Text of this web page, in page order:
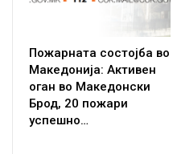
Пожарната состојба во
Македонија: Активен
оган во Македонски
Брод, 20 пожари
успешно…